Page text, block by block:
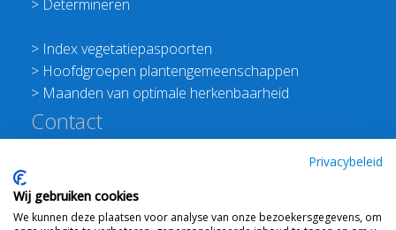
> Determineren
> Index vegetatiepaspoorten
> Hoofdgroepen plantengemeenschappen
> Maanden van optimale herkenbaarheid
Contact
E:info@floravannederland.nl
Plein 1992 70F 6221JP Maastricht
Privacybeleid
Wij gebruiken cookies
We kunnen deze plaatsen voor analyse van onze bezoekersgegevens, om